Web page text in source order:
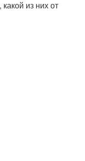
из них от